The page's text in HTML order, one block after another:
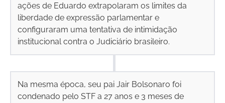
ações de Eduardo extrapolaram os limites da
liberdade de expressão parlamentar e
configuraram uma tentativa de intimidação
institucional contra o Judiciário brasileiro.
Na mesma época, seu pai Jair Bolsonaro foi
condenado pelo STF a 27 anos e 3 meses de